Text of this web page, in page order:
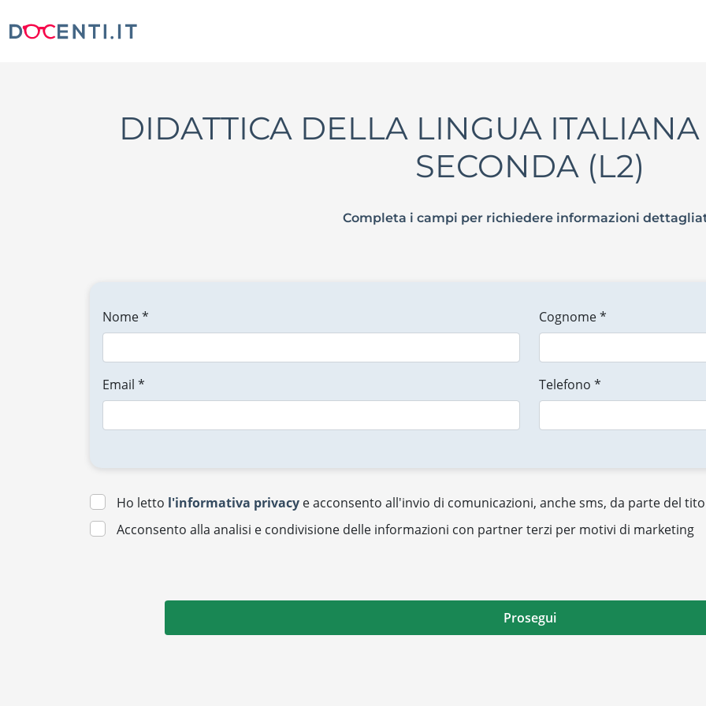
DIDATTICA DELLA LINGUA
SECONDA (L2)
Completa i campi per richiedere informazioni
Nome * Cognome *
Email * Telefono *
Ho letto l'informativa privacy e acconsento all'invio di comunicazioni, anche sms, da parte del
Acconsento alla analisi e condivisione delle informazioni con partner terzi per motivi di marketing